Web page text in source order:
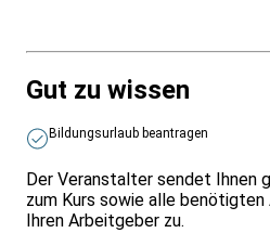
Gut zu wissen
Bildungsurlaub beantragen
Der Veranstalter sendet Ihnen
zum Kurs sowie alle
Ihren Arbeitgeber zu.